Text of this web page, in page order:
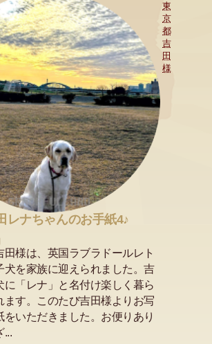
東
京
都
吉
田
様
レナちゃんのお手紙4♪
田様は、英国ラブラドールレト
犬を家族に迎えられました。吉
に「レナ」と名付け楽しく暮ら
ます。このたび吉田様よりお写
をいただきました。お便りあり
...